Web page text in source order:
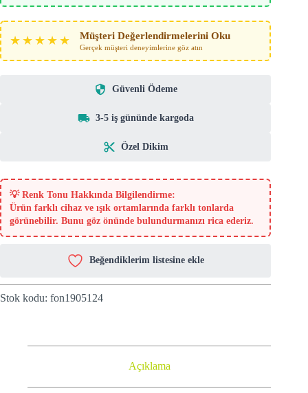
★★★★★ Müşteri Değerlendirmelerini Oku
Gerçek müşteri deneyimlerine göz atın
Güvenli Ödeme
3-5 iş gününde kargoda
Özel Dikim
💡 Renk Tonu Hakkında Bilgilendirme:
Ürün farklı cihaz ve ışık ortamlarında farklı tonlarda
görünebilir. Bunu göz önünde bulundurmanızı rica ederiz.
Beğendiklerim listesine ekle
Stok kodu: fon1905124
Açıklama